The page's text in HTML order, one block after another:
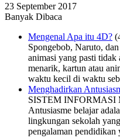
23 September 2017
Banyak Dibaca
Mengenal Apa itu 4D?
Spongebob, Naruto,
animasi yang pasti tidak
menarik, kartun atau
waktu kecil di waktu
Menghadirkan
SISTEM
Antusiasme belajar
lingkungan sekolah
pengalaman pendidikan